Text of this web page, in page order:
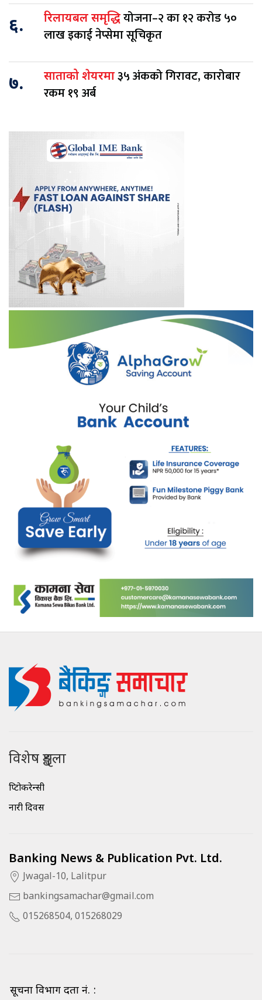
६. रिलायबल समृद्धियोजना–२ का १२ करोड ५०
लाख इकाई नेप्सेमा सूचिकृत
७. साताको शेयरमा३५ अंकको गिरावट, कारोबार
रकम १९ अर्ब
विशेष शृङ्खला
क्रिप्टोकरेन्सी
नारी दिवस
Banking News & Publication Pvt. Ltd.
Jwagal-10, Lalitpur
bankingsamachar@gmail.com
015268504, 015268029
सूचना विभाग दर्ता नं. :